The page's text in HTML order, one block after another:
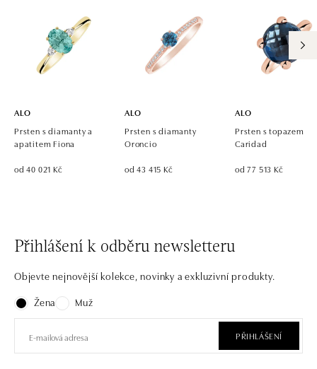
ALO diamonds OC Eurovea, Bratislava
Pribinova 8, 811 09 Bratislava
tel.: +421 917 090 700, +421 918 777 670
ALO
Prsten s diamanty a
apatitem Fiona
od 40 021 Kč
ALO
Prsten s diamanty
Oroncio
od 43 415 Kč
ALO
Prsten s topazem
Caridad
od 77 513 Kč
Přihlášení k odběru newsletteru
Objevte nejnovější kolekce, novinky a exkluzivní produkty.
Žena
Muž
PŘIHLÁŠENÍ